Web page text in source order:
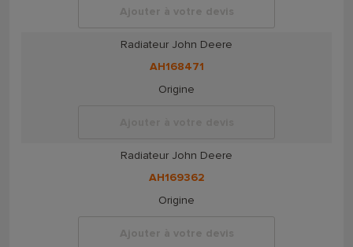
Ajouter à votre devis
Radiateur John Deere
AH168471
Origine
Radiateur John Deere
AH169362
Origine
Ajouter à votre devis